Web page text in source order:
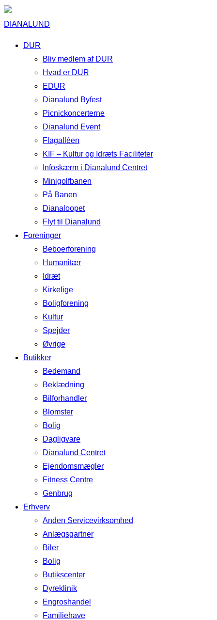
DIANALUND
DUR
Bliv medlem af DUR
Hvad er DUR
EDUR
Dianalund Byfest
Picnickoncerterne
Dianalund Event
Flagalléen
KIF – Kultur og Idræts Faciliteter
Infoskærm i Dianalund Centret
Minigolfbanen
På Banen
Dianaloopet
Flyt til Dianalund
Foreninger
Beboerforening
Humanitær
Idræt
Kirkelige
Boligforening
Kultur
Spejder
Øvrige
Butikker
Bedemand
Beklædning
Bilforhandler
Blomster
Bolig
Dagligvare
Dianalund Centret
Ejendomsmægler
Fitness Centre
Genbrug
Erhverv
Anden Servicevirksomhed
Anlægsgartner
Biler
Bolig
Butikscenter
Dyreklinik
Engroshandel
Familiehave